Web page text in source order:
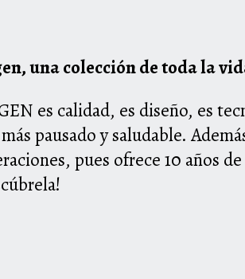
una colección de toda la
es calidad, es diseño, es
pausado y saludable.
pues ofrece 10 años